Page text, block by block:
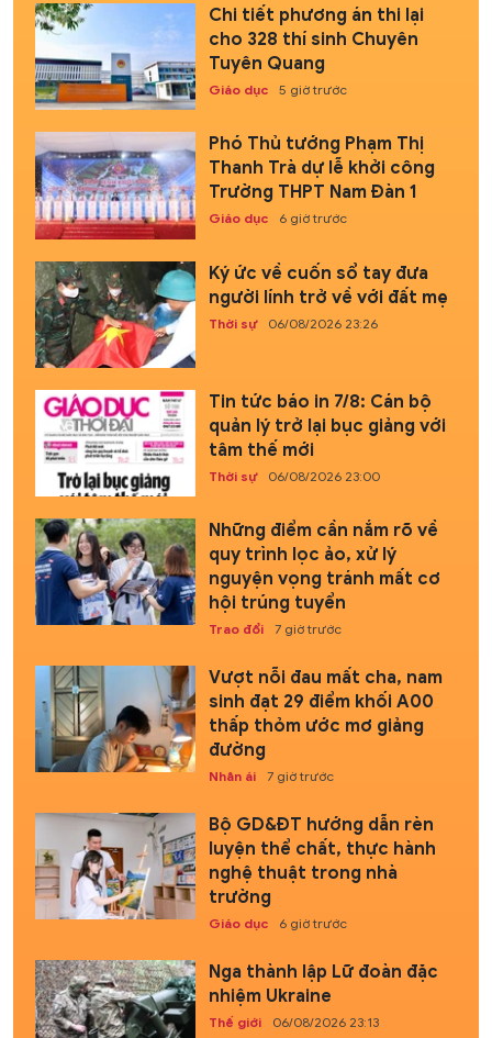
Chi tiết phương án thi lại
cho 328 thí sinh Chuyên
Tuyên Quang
Giáo dục 5 giờ trước
Phó Thủ tướng Phạm Thị
Thanh Trà dự lễ khởi công
Trường THPT Nam Đàn 1
Giáo dục 6 giờ trước
Ký ức về cuốn sổ tay đưa
người lính trở về với đất mẹ
Thời sự 06/08/2026 23:26
Tin tức báo in 7/8: Cán bộ
quản lý trở lại bục giảng với
tâm thế mới
Thời sự 06/08/2026 23:00
Những điểm cần nắm rõ về
quy trình lọc ảo, xử lý
nguyện vọng tránh mất cơ
hội trúng tuyển
Trao đổi 7 giờ trước
Vượt nỗi đau mất cha, nam
sinh đạt 29 điểm khối A00
thấp thỏm ước mơ giảng
đường
Nhân ái 7 giờ trước
Bộ GD&ĐT hướng dẫn rèn
luyện thể chất, thực hành
nghệ thuật trong nhà
trường
Giáo dục 6 giờ trước
Nga thành lập Lữ đoàn đặc
nhiệm Ukraine
Thế giới 06/08/2026 23:13